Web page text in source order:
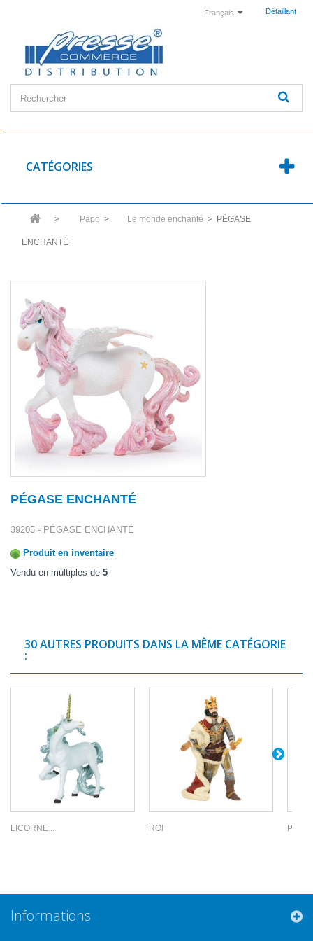
Détaillant
Français
CATÉGORIES
> Papo > Le monde enchanté > PÉGASE
ENCHANTÉ
PÉGASE ENCHANTÉ
39205 - PÉGASE ENCHANTÉ
Produit en inventaire
Vendu en multiples de 5
30 AUTRES PRODUITS DANS LA MÊME CATÉGORIE
:
LICORNE... ROI
Informations